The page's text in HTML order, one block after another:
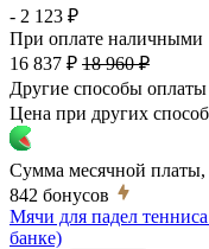
- 2 123 ₽
При оплате наличными
16 837 ₽ 18 960 ₽
Другие способы оплаты
Цена при других
Сумма месячной платы,
842 бонусов
Мячи для падел
банке)